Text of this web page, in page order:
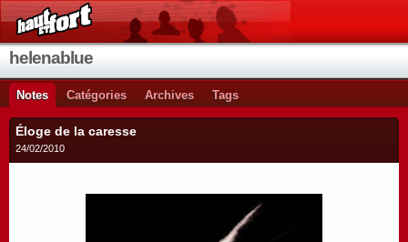
helenablue
Notes Catégories Archives Tags
Éloge de la caresse
24/02/2010